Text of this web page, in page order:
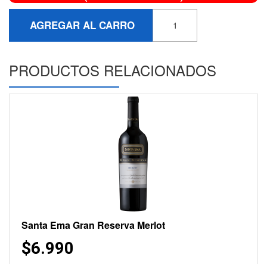
AGREGAR AL CARRO
PRODUCTOS RELACIONADOS
Santa Ema Gran Reserva Merlot
$6.990